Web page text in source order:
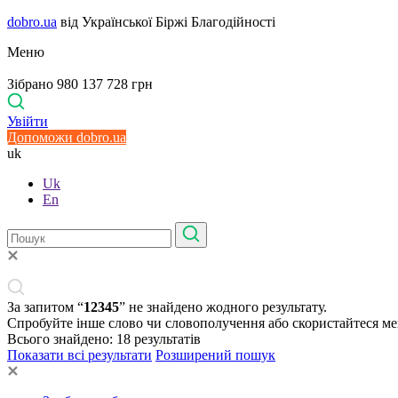
dobro.ua від Української Біржі Благодійності
Меню
Зібрано 980 137 728 грн
Увійти
Допоможи dobro.ua
uk
Uk
En
За запитом “12345” не знайдено жодного результату.
Спробуйте інше слово чи словополучення або скористайтеся
Всього знайдено: 18 результатів
Показати всі результати Розширений пошук